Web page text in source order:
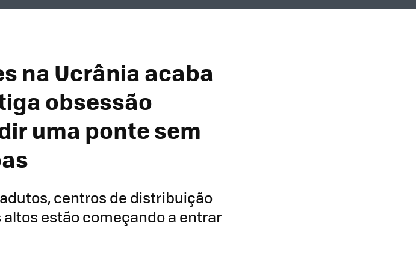
na Ucrânia acaba
obsessão
uma ponte sem
centros de distribuição
estão começando a entrar